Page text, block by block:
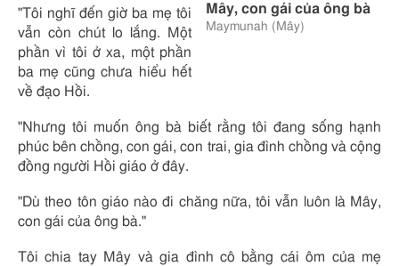
Mây, con gái của ông bà
Maymunah (Mây)
"Tôi nghĩ đến giờ ba mẹ tôi
vẫn còn chút lo lắng. Một
phần vì tôi ở xa, một phần
ba mẹ cũng chưa hiểu hết
về đạo Hồi.
"Nhưng tôi muốn ông bà biết rằng tôi đang sống hạnh
phúc bên chồng, con gái, con trai, gia đình chồng và cộng
đồng người Hồi giáo ở đây.
"Dù theo tôn giáo nào đi chăng nữa, tôi vẫn luôn là Mây,
con gái của ông bà."
Tôi chia tay Mây và gia đình cô bằng cái ôm của mẹ